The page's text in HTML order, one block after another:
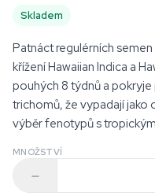
Skladem
Patnáct regulérních
křížení Hawaiian Indica a
pouhých 8 týdnů a
trichomů, že vypadají jako
výběr fenotypů s
MNOŽSTVÍ